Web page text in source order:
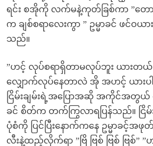
ရင်း စအိုကို လက်မနဲ့ကုတ်ခြစ်ကာ ”တေ
က ချစ်စရာလေးကွာ ” ဥမ္မာခင် ဖင်ဝယာ
သည်။
”ဟင့် လုပ်စရာရှိတာမလုပ်ဘူး ယားတ
လျှောက်လုပ်နေတာလဲ အို အဟင့် ယား
ငြိမ်းချမ်းရဲ့အပြောအဆို အကိုင်အတွယ်
ခင် စိတ်က တက်ကြွလာရပြန်သည်။ ငြိမ်
ပုံစံကို ပြင်ပြီးနောက်ကနေ ဥမ္မာခင့်
လီးနဲ့ထည့်လိုက်ရာ ”ဗြိ ဗြစ် ဗြစ် ဗြစ်”